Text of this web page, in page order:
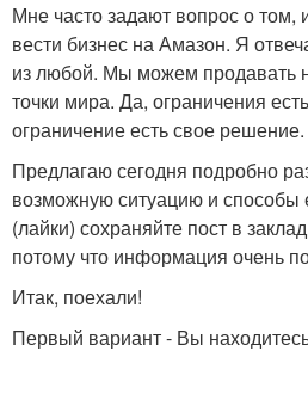
Мне часто задают вопрос о том,
вести бизнес на Амазон. Я
из любой. Мы можем продавать
точки мира. Да, ограничения
ограничение есть свое решение.
Предлагаю сегодня подробно
возможную ситуацию и способы
(лайки) сохраняйте пост в
потому что информация очень
Итак, поехали!
Первый вариант - Вы